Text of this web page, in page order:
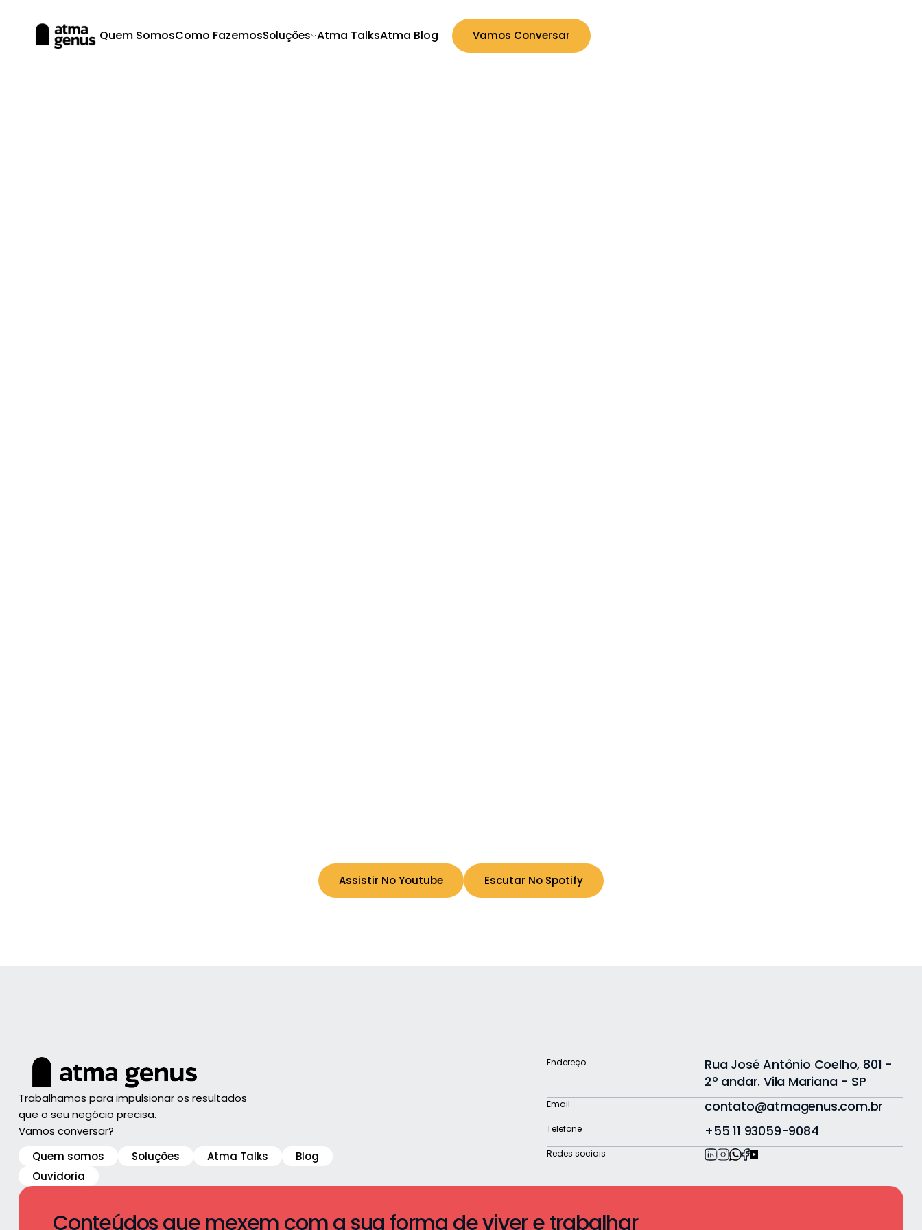
Quem SomosComo FazemosSoluções Atma TalksAtma Blog Vamos Conversar
Assistir No Youtube Escutar No Spotify
Trabalhamos para impulsionar os resultados
que o seu negócio precisa.
Vamos conversar?
Quem somos
Soluções Atma Talks
Blog
Ouvidoria
Endereço
Rua José Antônio Coelho, 801 -
2º andar. Vila Mariana - SP
Email contato@atmagenus.com.br
Telefone +55 11 93059-9084
Redes sociais
Conteúdos que mexem com a sua forma de viver e trabalhar